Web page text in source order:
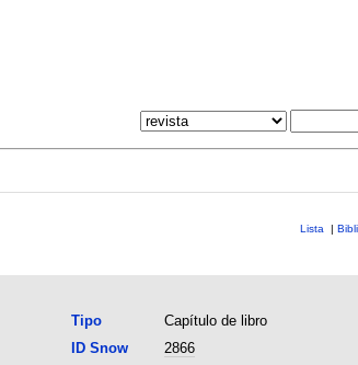
Lista |
Tipo
Capítulo de libro
ID Snow
2866